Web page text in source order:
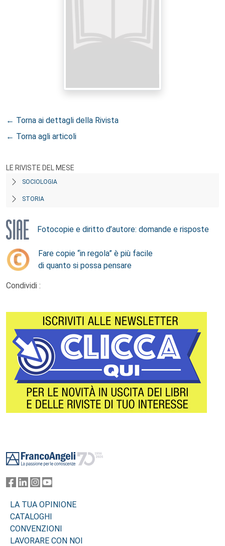
← Torna ai dettagli della Rivista
← Torna agli articoli
LE RIVISTE DEL MESE
SOCIOLOGIA
STORIA
Fotocopie e diritto d’autore: domande e risposte
Fare copie “in regola” è più facile
di quanto si possa pensare
Condividi :
LA TUA OPINIONE
CATALOGHI
CONVENZIONI
LAVORARE CON NOI